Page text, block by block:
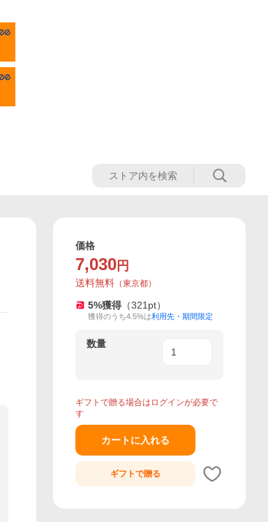
価格
7,030 円
送料無料 （東京都）
5%獲得 （321 pt）
獲得のうち4.5%は利用先・期間限定
数量
ギフトで贈る場合はログインが必要で
す
カートに入れる
ギフトで贈る